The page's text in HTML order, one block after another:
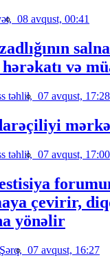
08 avqust, 00:41
və
təhlil, 07 avqust, 17:28
təhlil, 07 avqust, 17:00
çevirir,
yönəlir
07 avqust, 16:27